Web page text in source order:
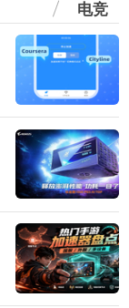
电竞